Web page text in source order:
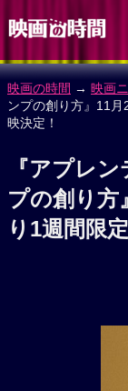
映画の時間 → 映画
ンプの創り方』11
映決定！
『アプレ
プの創り方
り1週間限